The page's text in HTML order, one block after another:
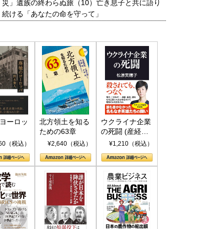
制」における日米韓安
の意味
15日
ネルギー転換が「中国依存」に
行き着くリスク
小山堅
2026年5月14日
災」遺族の終わらぬ旅（10）亡き息子と共に語り
続ける「あなたの命を守って」
ーロッ
（税込）
北方領土を知る
ための63章
¥2,640（税込）
ウクライナ企業
の死闘 (産経セ
レクト S 039)
¥1,210（税込）